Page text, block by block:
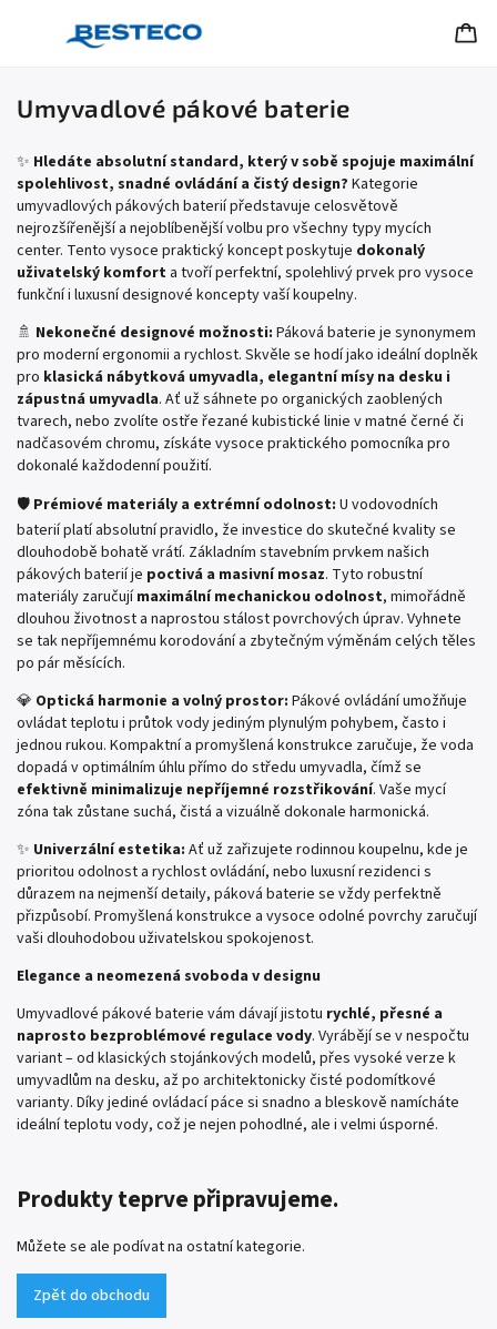
Umyvadlové pákové baterie
✨ Hledáte absolutní standard, který v sobě spojuje maximální
spolehlivost, snadné ovládání a čistý design? Kategorie
umyvadlových pákových baterií představuje celosvětově
nejrozšířenější a nejoblíbenější volbu pro všechny typy mycích
center. Tento vysoce praktický koncept poskytuje dokonalý
uživatelský komfort a tvoří perfektní, spolehlivý prvek pro vysoce
funkční i luxusní designové koncepty vaší koupelny.
🚿 Nekonečné designové možnosti: Páková baterie je synonymem
pro moderní ergonomii a rychlost. Skvěle se hodí jako ideální doplněk
pro klasická nábytková umyvadla, elegantní mísy na desku i
zápustná umyvadla. Ať už sáhnete po organických zaoblených
tvarech, nebo zvolíte ostře řezané kubistické linie v matné černé či
nadčasovém chromu, získáte vysoce praktického pomocníka pro
dokonalé každodenní použití.
🛡️ Prémiové materiály a extrémní odolnost: U vodovodních
baterií platí absolutní pravidlo, že investice do skutečné kvality se
dlouhodobě bohatě vrátí. Základním stavebním prvkem našich
pákových baterií je poctivá a masivní mosaz. Tyto robustní
materiály zaručujímaximální mechanickou odolnost, mimořádně
dlouhou životnost a naprostou stálost povrchových úprav. Vyhnete
se tak nepříjemnému korodování a zbytečným výměnám celých těles
po pár měsících.
💎 Optická harmonie a volný prostor: Pákové ovládání umožňuje
ovládat teplotu i průtok vody jediným plynulým pohybem, často i
jednou rukou. Kompaktní a promyšlená konstrukce zaručuje, že voda
dopadá v optimálním úhlu přímo do středu umyvadla, čímž se
efektivně minimalizuje nepříjemné rozstřikování. Vaše mycí
zóna tak zůstane suchá, čistá a vizuálně dokonale harmonická.
✨ Univerzální estetika: Ať už zařizujete rodinnou koupelnu, kde je
prioritou odolnost a rychlost ovládání, nebo luxusní rezidenci s
důrazem na nejmenší detaily, páková baterie se vždy perfektně
přizpůsobí. Promyšlená konstrukce a vysoce odolné povrchy zaručují
vaši dlouhodobou uživatelskou spokojenost.
Elegance a neomezená svoboda v designu
Umyvadlové pákové baterie vám dávají jistotu rychlé, přesné a
naprosto bezproblémové regulace vody. Vyrábějí se v nespočtu
variant – od klasických stojánkových modelů, přes vysoké verze k
umyvadlům na desku, až po architektonicky čisté podomítkové
varianty. Díky jediné ovládací páce si snadno a bleskově namícháte
ideální teplotu vody, což je nejen pohodlné, ale i velmi úsporné.
Produkty teprve připravujeme.
Můžete se ale podívat na ostatní kategorie.
Zpět do obchodu